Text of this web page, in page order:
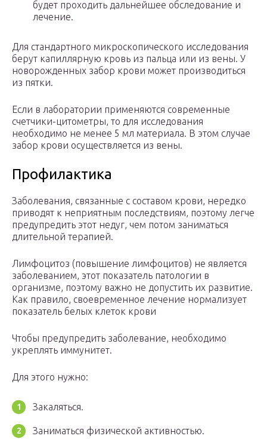
будет проходить дальнейшее обследование и
лечение.
Для стандартного микроскопического исследования
берут капиллярную кровь из пальца или из вены. У
новорожденных забор крови может производиться
из пятки.
Если в лаборатории применяются современные
счетчики-цитометры, то для исследования
необходимо не менее 5 мл материала. В этом случае
забор крови осуществляется из вены.
Профилактика
Заболевания, связанные с составом крови, нередко
приводят к неприятным последствиям, поэтому легче
предупредить этот недуг, чем потом заниматься
длительной терапией.
Лимфоцитоз (повышение лимфоцитов) не является
заболеванием, этот показатель патологии в
организме, поэтому важно не допустить их развитие.
Как правило, своевременное лечение нормализует
показатель белых клеток крови
Чтобы предупредить заболевание, необходимо
укреплять иммунитет.
Для этого нужно:
Закаляться.
Заниматься физической активностью.